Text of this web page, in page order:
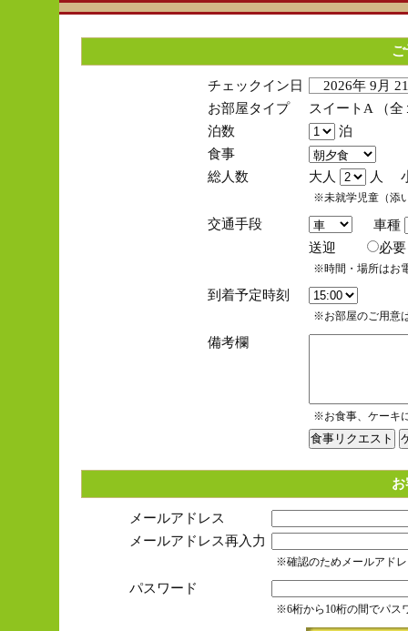
チェックイン日
2026年 9月
お部屋タイプ
スイートA （
泊数
泊
食事
総人数
大人 人
※未就学児童（添
交通手段
車種
送迎
※時間・場所はお
到着予定時刻
※お部屋のご用意
備考欄
※お食事、ケーキ
メールアドレス
メールアドレス再入力
※確認のためメールアド
パスワード
※6桁から10桁の間でパス